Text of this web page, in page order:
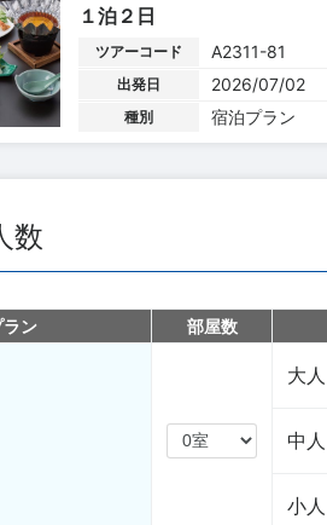
１泊２日
ツアーコード A2311-81
出発日 2026/07/02
種別 宿泊プラン
数
ン 部屋数
大人
中人
小人